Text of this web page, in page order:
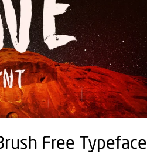
Free Typeface